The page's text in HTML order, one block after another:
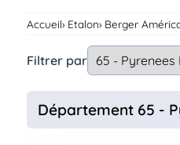
Connexion
Accueil Etalon Berger
Filtrer par
Département 65 -